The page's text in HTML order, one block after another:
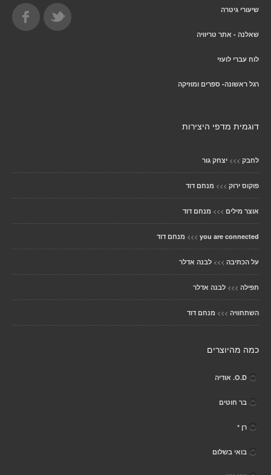
שיעורי גיטרה
שאלנה - אתר טריוויה
לוח עברי לועזי
רגל ראשונה- ספרים ומוזיקה
דוגמית מדפי היצירות
לחבק >>> יצחק גור
פוקוס ירוק >>> מנחם דוד
אוצר מילים >>> מנחם דוד
you are connected
>>> מנחם דוד
על הכתיבה >>> לבנה אדלר
תפילה >>> לבנה אדלר
השתחוויה >>> מנחם דוד
כמה מהיוצרים
O.D. אודיה
בר חוטים
רן *
בואי בשלום